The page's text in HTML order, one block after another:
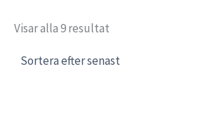
Visar alla 9 resultat